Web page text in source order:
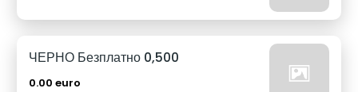
ЧЕРНО Безплатно 0,500
0.00 euro